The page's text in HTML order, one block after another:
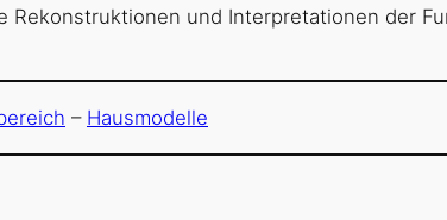
und Interpretationen der
– Hausmodelle